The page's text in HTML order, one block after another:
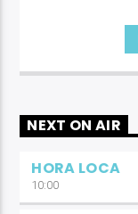
NEXT ON AIR
HORA LOCA
10:00